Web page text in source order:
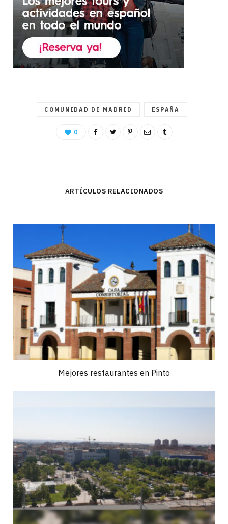
COMUNIDAD DE MADRID ESPAÑA
0
ARTÍCULOS RELACIONADOS
Mejores restaurantes en Pinto